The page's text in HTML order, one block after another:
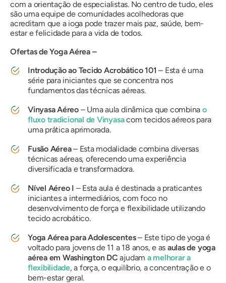
com a orientação de especialistas. No centro de tudo, eles
são uma equipe de comunidades acolhedoras que
acreditam que a ioga pode trazer mais paz, saúde, bem-
estar e felicidade para a vida de todos.
Ofertas de Yoga Aérea –
Introdução ao Tecido Acrobático 101 – Esta é uma
série para iniciantes que se concentra nos
fundamentos das técnicas aéreas.
Vinyasa Aéreo– Uma aula dinâmica que combina o
fluxo tradicional de Vinyasacom tecidos aéreos para
uma prática aprimorada.
Fusão Aérea– Esta modalidade combina diversas
técnicas aéreas, oferecendo uma experiência
diversificada e transformadora.
Nível Aéreo I – Esta aula é destinada a praticantes
iniciantes a intermediários, com foco no
desenvolvimento de força e flexibilidade utilizando
tecido acrobático.
Yoga Aérea para Adolescentes– Este tipo de yoga é
voltado para jovens de 11 a 18 anos, e as aulas de yoga
aérea em Washington DC ajudam a melhorar a
flexibilidade, a força, o equilíbrio, a concentração e o
bem-estar geral.